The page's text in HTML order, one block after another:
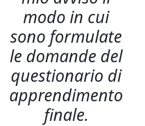
modo in cui
sono formulate
le domande del
questionario di
apprendimento
finale.